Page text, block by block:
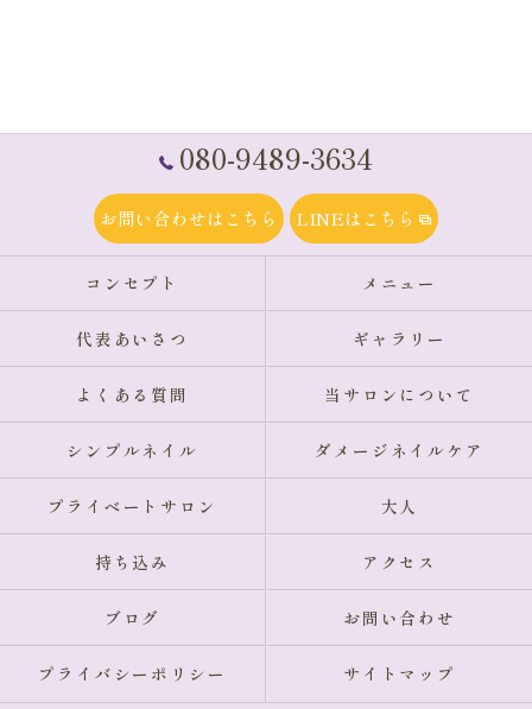
080-9489-3634
お問い合わせはこちら LINEはこちら
コンセプト メニュー
代表あいさつ ギャラリー
よくある質問 当サロンについて
シンプルネイル ダメージネイルケア
プライベートサロン 大人
持ち込み アクセス
ブログ お問い合わせ
プライバシーポリシー サイトマップ